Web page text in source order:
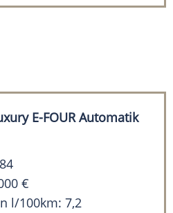
E-FOUR Automatik
€
l/100km: 7,2